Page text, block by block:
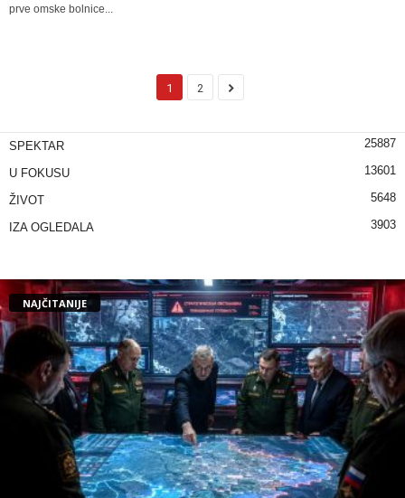
prve omske bolnice...
1 2
SPEKTAR 25887
U FOKUSU 13601
ŽIVOT 5648
IZA OGLEDALA 3903
NAJČITANIJE